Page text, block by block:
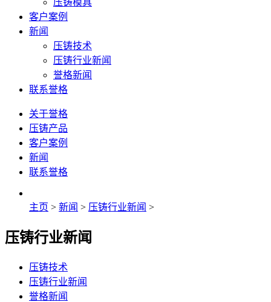
客户案例
新闻
压铸技术
压铸行业新闻
誉格新闻
联系誉格
关于誉格
压铸产品
客户案例
新闻
联系誉格
主页 > 新闻 > 压铸行业新闻 >
压铸行业新闻
压铸技术
压铸行业新闻
誉格新闻